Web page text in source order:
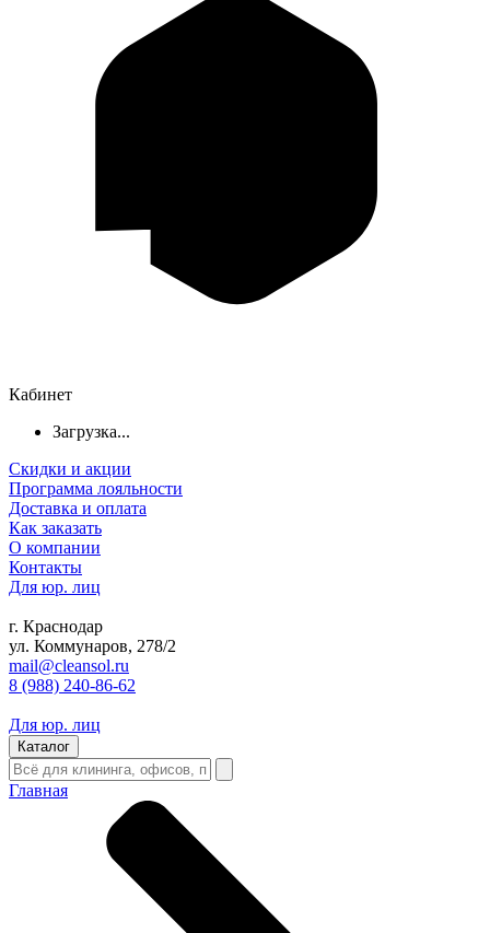
Кабинет
Загрузка...
Скидки и акции
Программа лояльности
Доставка и оплата
Как заказать
О компании
Контакты
Для юр. лиц
г. Краснодар
ул. Коммунаров, 278/2
mail@cleansol.ru
8 (988) 240-86-62
Для юр. лиц
Каталог
Главная